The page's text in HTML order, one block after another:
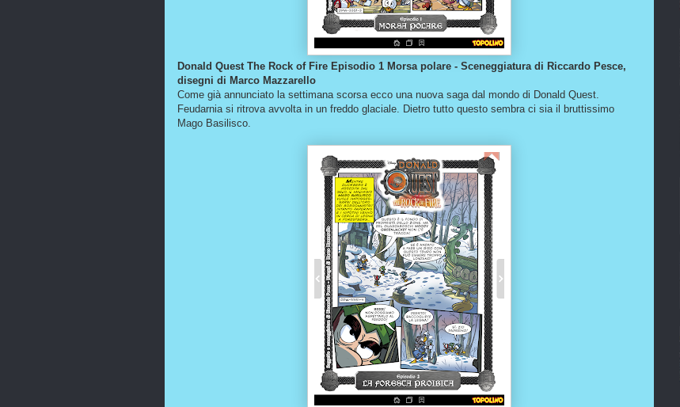
Donald Quest The Rock of Fire Episodio 1 Morsa polare - Sceneggiatura di Riccardo Pesce,
disegni di Marco Mazzarello
Come già annunciato la settimana scorsa ecco una nuova saga dal mondo di Donald Quest.
Feudarnia si ritrova avvolta in un freddo glaciale. Dietro tutto questo sembra ci sia il bruttissimo
Mago Basilisco.